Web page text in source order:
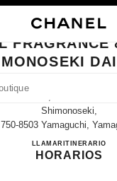
BUSCAR UNA
muestran debajo de esta
BOUTIQUE CHANEL
FRAGRANCE
Cho, Shimonoseki-
Shimonoseki,
750-8503 Yamaguchi,
LLAMAR083-224-3232
ITINERARIO
HORARIOS
por: RELOJERÍA Y